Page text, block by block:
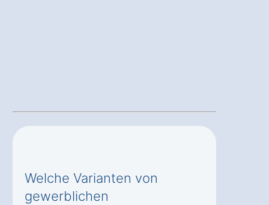
Welche Varianten von
gewerblichen